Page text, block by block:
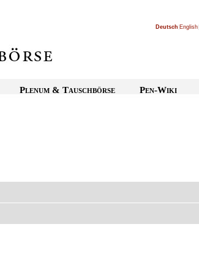
Deutsch English
Plenum & Tauschbörse Pen-Wiki